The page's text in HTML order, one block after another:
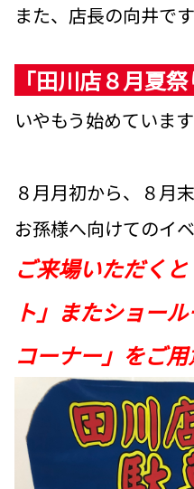
また、店長の向井です
「田川店８月夏
いやもう始めています
８月月初から、８月
お孫様へ向けてのイベ
ご来場いただく
ト」またショー
コーナー」をご用